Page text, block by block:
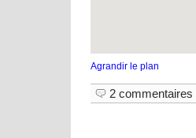
Agrandir le plan
2 commentaires